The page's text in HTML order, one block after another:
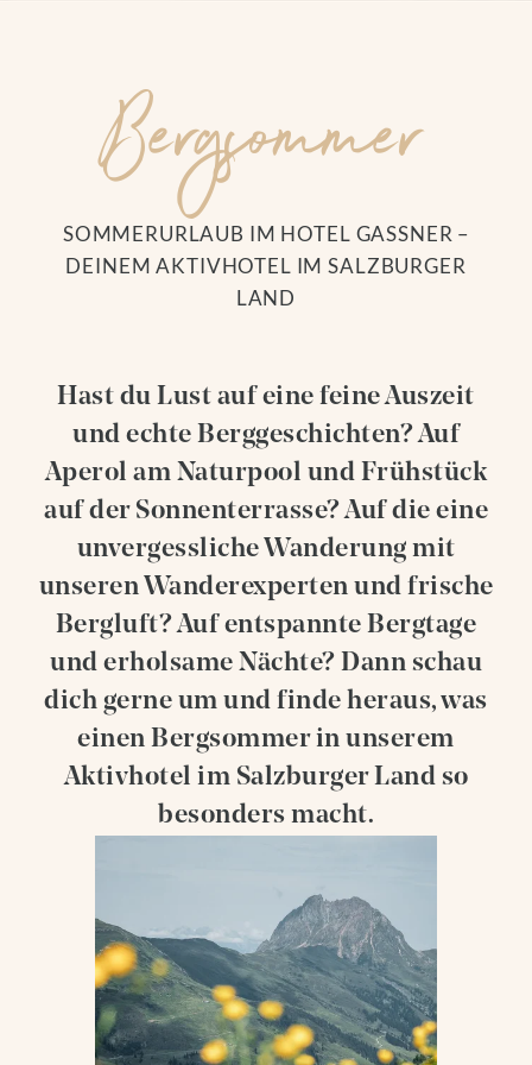
Bergwinter
SKIFAHREN
WINTERWANDERN
RODELN
ABSEITS DER PISTE
SOMMERURLAUB IM HOTEL GASSNER –
DEINEM AKTIVHOTEL IM SALZBURGER
LAND
Berg­sommer
Hast du Lust auf eine feine Auszeit
und echte Berggeschichten? Auf
Aperol am Naturpool und Frühstück
auf der Sonnenterrasse? Auf die eine
unvergessliche Wanderung mit
unseren Wanderexperten und frische
Bergluft? Auf entspannte Bergtage
und erholsame Nächte? Dann schau
dich gerne um und finde heraus, was
einen Bergsommer in unserem
Aktivhotel im Salzburger Land so
besonders macht.